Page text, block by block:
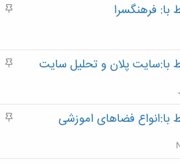
م
فرهنگسرا
م
با:سایت پلان و تحلیل سایت
م
فضاهای اموزشی